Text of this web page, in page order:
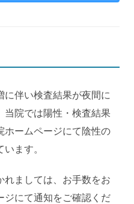
に伴い検査結果が夜間に
当院では陽性・検査結果
ホームページにて陰性の
ます。
れましては、お手数をお
ジにて通知をご確認くだ